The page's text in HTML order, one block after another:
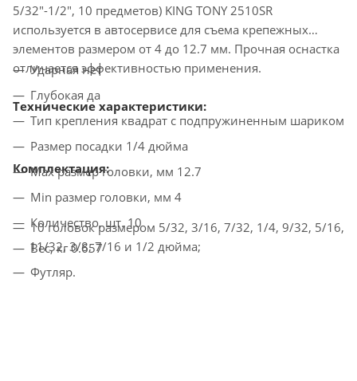
5/32"-1/2", 10 предметов) KING TONY 2510SR
используется в автосервисе для съема крепежных
элементов размером от 4 до 12.7 мм. Прочная оснастка
отличается эффективностью применения.
Технические характеристики:
Ударная нет
Глубокая да
Тип крепления квадрат с подпружиненным шариком
Размер посадки 1/4 дюйма
Max размер головки, мм 12.7
Min размер головки, мм 4
Количество, шт. 10
Вес, кг 0.657
Комплектация:
10 головок размером 5/32, 3/16, 7/32, 1/4, 9/32, 5/16,
11/32, 3/8, 7/16 и 1/2 дюйма;
Футляр.